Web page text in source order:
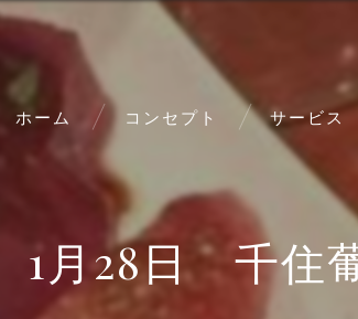
ホーム コンセプト サービス
1月28日 千住